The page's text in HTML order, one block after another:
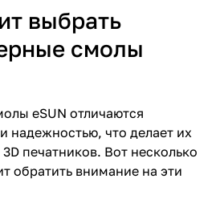
выбрать
смолы
eSUN отличаются
надежностью, что делает их
печатников. Вот несколько
обратить внимание на эти